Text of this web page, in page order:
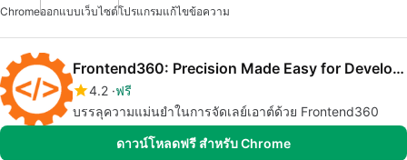
Chromeออกแบบเว็บไซต์โปรแกรมแก้ไขข้อความ
Frontend360: Precision Made Easy for Developers and Designers
4.2 ฟรี
บรรลุความแม่นยำในการจัดเลย์เอาต์ด้วย Frontend360
ดาวน์โหลดฟรี สำหรับ Chrome